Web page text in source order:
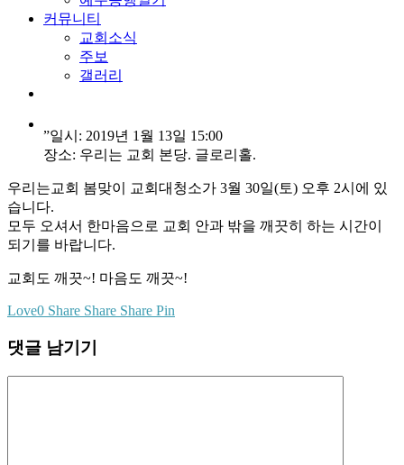
커뮤니티
교회소식
주보
갤러리
”일시: 2019년 1월 13일 15:00
장소: 우리는 교회 본당. 글로리홀.
우리는교회 봄맞이 교회대청소가 3월 30일(토) 오후 2시에 있
습니다.
모두 오셔서 한마음으로 교회 안과 밖을 깨끗히 하는 시간이
되기를 바랍니다.
교회도 깨끗~! 마음도 깨끗~!
Love0 Share Share Share Pin
댓글 남기기